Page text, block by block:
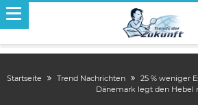
Startseite Trend Nachrichten
25 % weniger
Dänemark legt den Hebel